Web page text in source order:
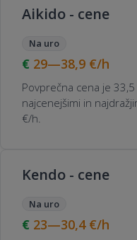
Aikido - cene
Na uro
29—38,9 €/h
Povprečna cena je
najcenejšimi in
€/h.
Kendo - cene
Na uro
23—30,4 €/h